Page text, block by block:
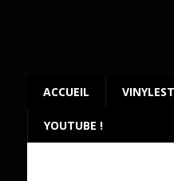
ACCUEIL
YOUTUBE !